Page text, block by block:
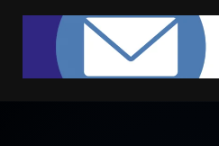
1
Savelletri in
grande
Santis
8 Agosto